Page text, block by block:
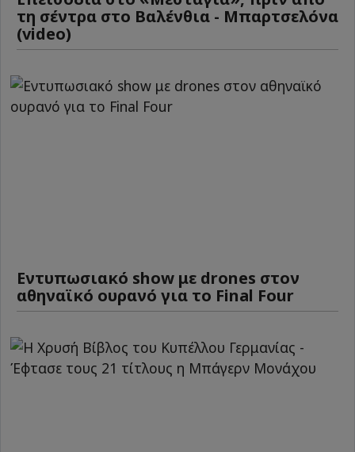
τη σέντρα στο Βαλένθια - Μπαρτσελόνα
(video)
Εντυπωσιακό show με drones στον
αθηναϊκό ουρανό για το Final Four